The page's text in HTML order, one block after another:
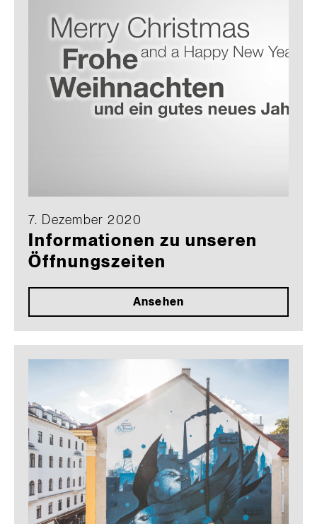
7. Dezember 2020
Informationen zu unseren
Öffnungszeiten
Ansehen